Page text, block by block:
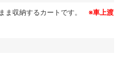
ま収納するカートです。 ※車上渡